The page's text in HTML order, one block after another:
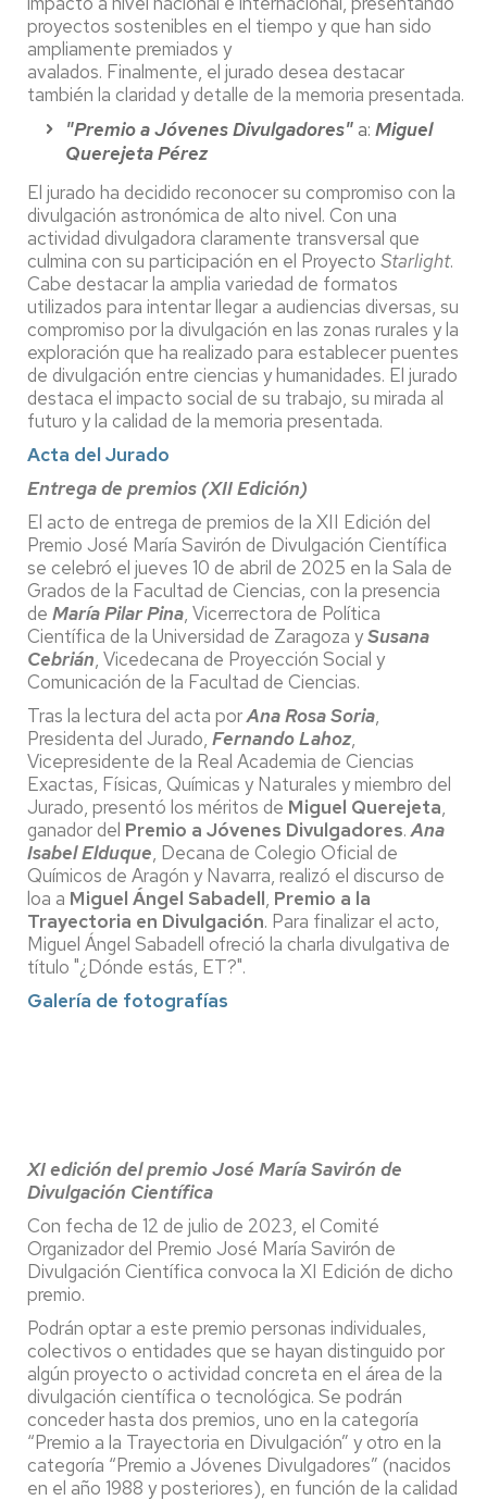
proyectos sostenibles en el tiempo y que han sido
ampliamente premiados y
avalados. Finalmente, el jurado desea destacar
también la claridad y detalle de la memoria presentada.
"Premio a Jóvenes Divulgadores"a: Miguel
Querejeta Pérez
El jurado ha decidido reconocer su compromiso con la
divulgación astronómica de alto nivel. Con una
actividad divulgadora claramente transversal que
culmina con su participación en el Proyecto Starlight.
Cabe destacar la amplia variedad de formatos
utilizados para intentar llegar a audiencias diversas, su
compromiso por la divulgación en las zonas rurales y la
exploración que ha realizado para establecer puentes
de divulgación entre ciencias y humanidades. El jurado
destaca el impacto social de su trabajo, su mirada al
futuro y la calidad de la memoria presentada.
Acta del Jurado
Entrega de premios (XII Edición)
El acto de entrega de premios de la XII Edición del
Premio José María Savirón de Divulgación Científica
se celebró el jueves 10 de abril de 2025 en la Sala de
Grados de la Facultad de Ciencias, con la presencia
de María Pilar Pina, Vicerrectora de Política
Científica de la Universidad de Zaragoza ySusana
Cebrián, Vicedecana de Proyección Social y
Comunicación de la Facultad de Ciencias.
Tras la lectura del acta porAna Rosa Soria,
Presidenta del Jurado, Fernando Lahoz,
Vicepresidente de la Real Academia de Ciencias
Exactas, Físicas, Químicas y Naturales y miembro del
Jurado, presentó los méritos de Miguel Querejeta,
ganador del Premio a Jóvenes Divulgadores.Ana
Isabel Elduque, Decana de Colegio Oficial de
Químicos de Aragón y Navarra, realizó el discurso de
loa a Miguel Ángel Sabadell, Premio a la
Trayectoria en Divulgación. Para finalizar el acto,
Miguel Ángel Sabadell ofreció la charla divulgativa de
título "¿Dónde estás, ET?".
Galería de fotografías
XI edición del premio José María Savirón de
Divulgación Científica
Con fecha de 12 de julio de 2023, el Comité
Organizador del Premio José María Savirón de
Divulgación Científica convoca la XI Edición de dicho
premio.
Podrán optar a este premio personas individuales,
colectivos o entidades que se hayan distinguido por
algún proyecto o actividad concreta en el área de la
divulgación científica o tecnológica. Se podrán
conceder hasta dos premios, uno en la categoría
“Premio a la Trayectoria en Divulgación” y otro en la
categoría “Premio a Jóvenes Divulgadores” (nacidos
en el año 1988 y posteriores), en función de la calidad